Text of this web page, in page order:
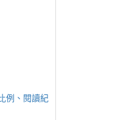
例、閱讀紀